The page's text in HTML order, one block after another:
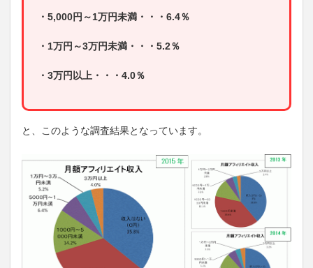
・5,000円～1万円未満・・・6.4％
・1万円～3万円未満・・・5.2％
・3万円以上・・・4.0％
と、このような調査結果となっています。